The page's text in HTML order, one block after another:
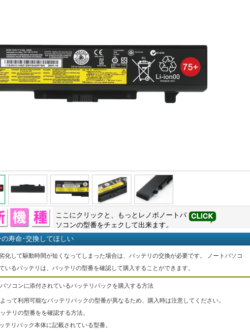
ここにクリックと、もっと レノボ ノートパ
ソコンの型番をチェクして出来ます。
寿命･交換してほしい
化して駆動時間が短くなってしまった場合は、バッテリの交換が必要です。 ノートパソコ
いるバッテリは、バッテリの型番を確認して購入することができます。
ソコンに添付されているバッテリパックを購入する方法
って利用可能なバッテリパックの型番が異なるため、購入時は注意してください。
テリの型番をを確認する方法。
テリパック本体に記載されている型番。